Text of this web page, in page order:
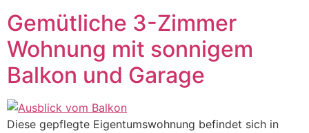
Gemütliche 3-Zimmer
Wohnung mit sonnigem
Balkon und Garage
Diese gepflegte Eigentumswohnung befindet sich in